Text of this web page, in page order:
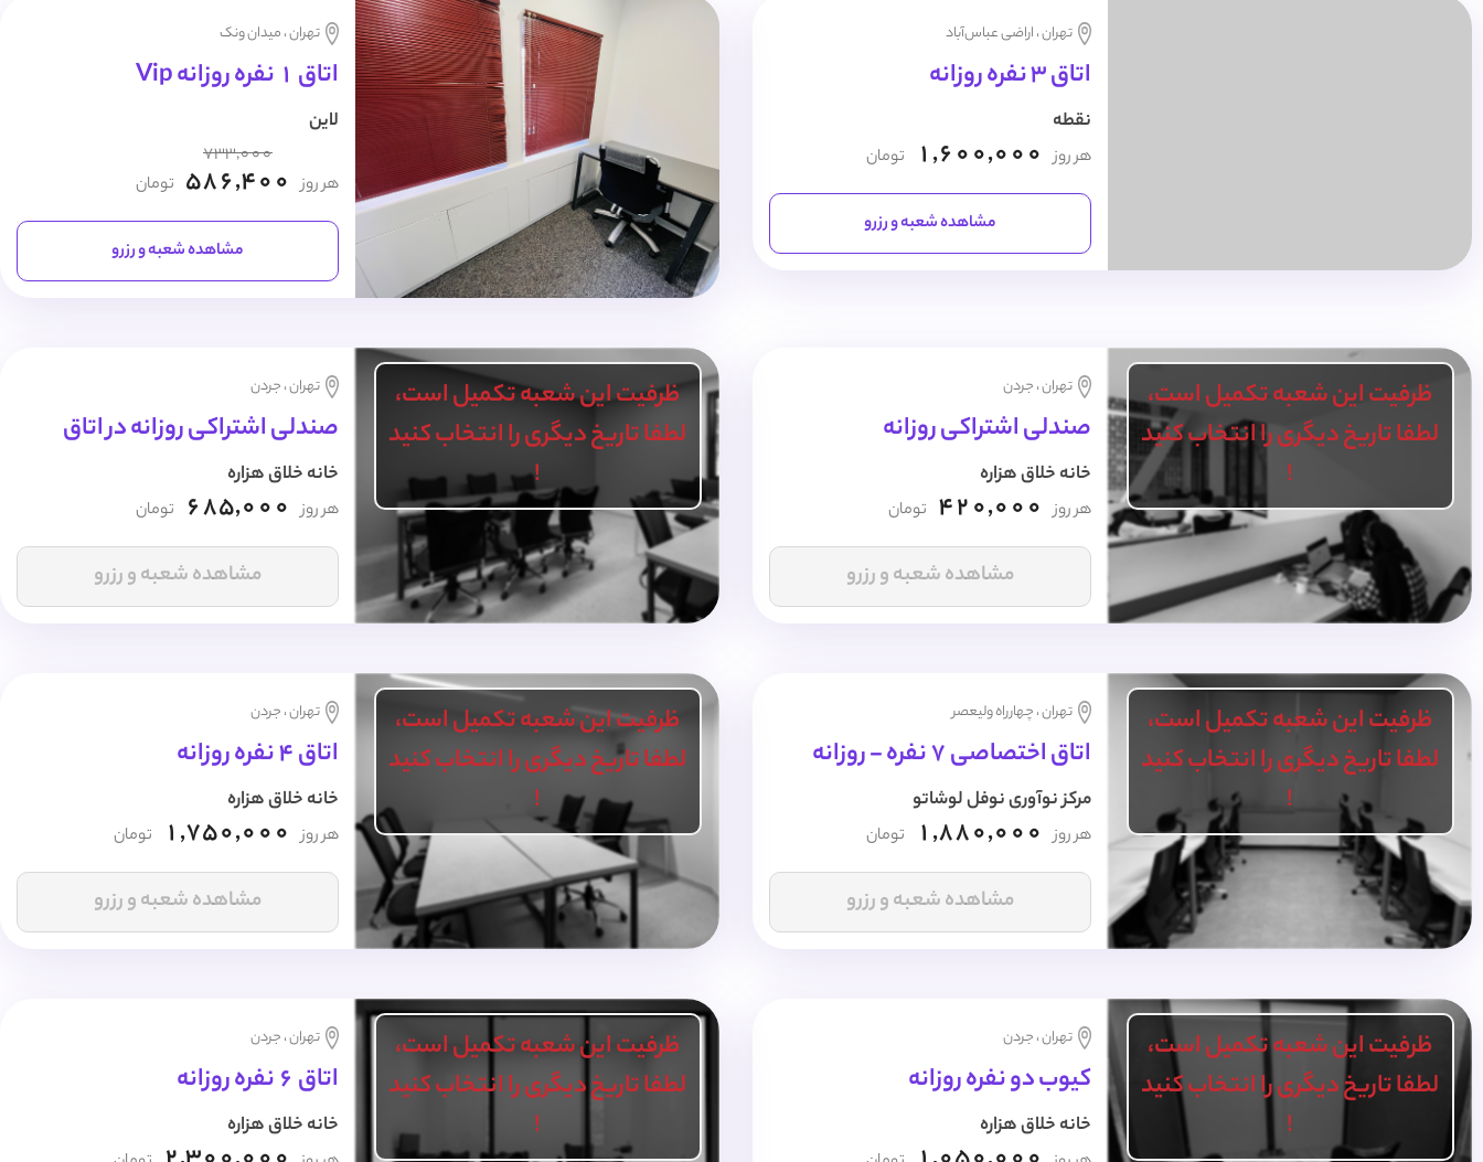
تهران ، اراضی عباس‌آباد
اتاق 3 نفره روزانه
نقطه
هر روز 1,600,000 تومان
مشاهده شعبه و رزرو
تهران ، میدان ونک
اتاق 1 نفره روزانه Vip
لاین
هر روز
733,000
586,400 تومان
مشاهده شعبه و رزرو
ظرفیت این شعبه تکمیل است،
لطفا تاریخ دیگری را انتخاب کنید
!
تهران ، جردن
صندلی اشتراکی روزانه
خانه خلاق هزاره
هر روز 420,000 تومان
مشاهده شعبه و رزرو
ظرفیت این شعبه تکمیل است،
لطفا تاریخ دیگری را انتخاب کنید
!
تهران ، جردن
صندلی اشتراکی روزانه در اتاق
خانه خلاق هزاره
هر روز 685,000 تومان
مشاهده شعبه و رزرو
ظرفیت این شعبه تکمیل است،
لطفا تاریخ دیگری را انتخاب کنید
!
تهران ، چهارراه ولیعصر
اتاق اختصاصی 7 نفره - روزانه
مرکز نوآوری نوفل لوشاتو
هر روز 1,880,000 تومان
مشاهده شعبه و رزرو
ظرفیت این شعبه تکمیل است،
لطفا تاریخ دیگری را انتخاب کنید
!
تهران ، جردن
اتاق 4 نفره روزانه
خانه خلاق هزاره
هر روز 1,750,000 تومان
مشاهده شعبه و رزرو
ظرفیت این شعبه تکمیل است،
لطفا تاریخ دیگری را انتخاب کنید
!
تهران ، جردن
کیوب دو نفره روزانه
خانه خلاق هزاره
ظرفیت این شعبه تکمیل است،
لطفا تاریخ دیگری را انتخاب کنید
!
تهران ، جردن
اتاق 6 نفره روزانه
خانه خلاق هزاره